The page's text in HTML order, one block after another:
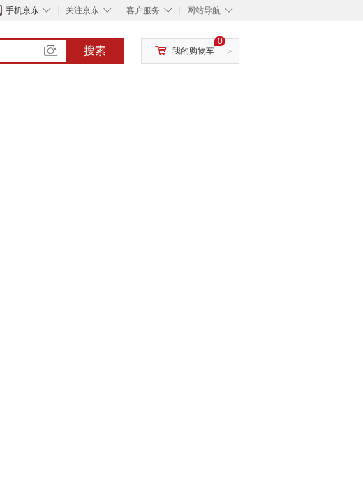
◇
手机京东 ◇
关注京东 ◇
客户服务 ◇
网站导航
搜索 >
0
我的购物车